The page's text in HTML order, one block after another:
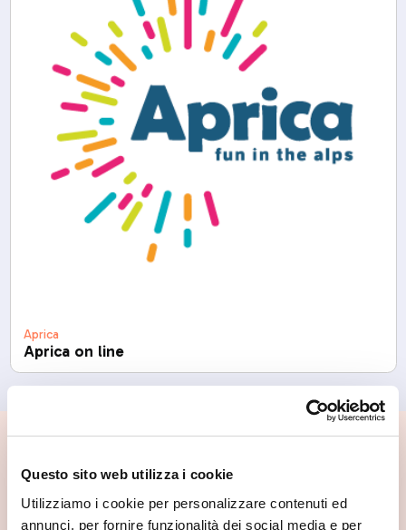
Questo sito web utilizza i cookie
Utilizziamo i cookie per personalizzare contenuti ed
annunci, per fornire funzionalità dei social media e per
Aprica
Aprica on line
📍 Cosa vedere nei dintorni
Se vuoi scoprire di più su questa zona, qui trovi altri
spunti utili.